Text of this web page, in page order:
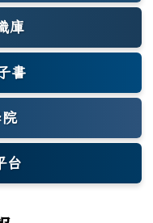
庫
新視窗)
書
台
新視窗)